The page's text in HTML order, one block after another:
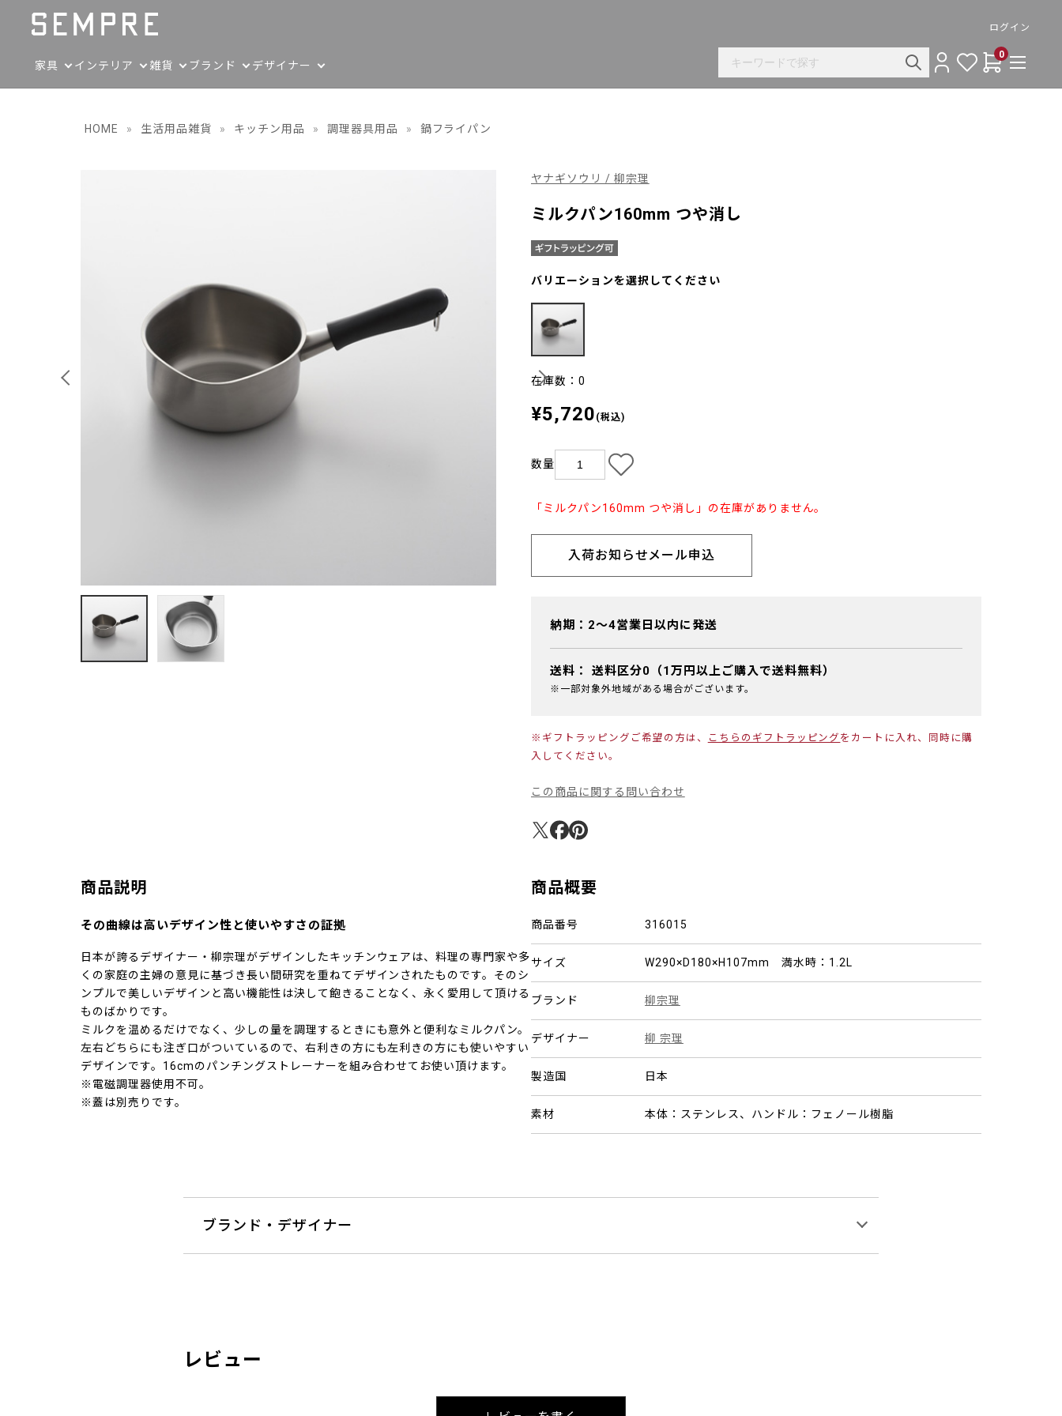
ログイン
家具 インテリア 雑貨 ブランド デザイナー
0
HOME » 生活用品雑貨 » キッチン用品 » 調理器具用品 » 鍋フライパン
ヤナギソウリ / 柳宗理
ミルクパン160mm つや消し
バリエーションを選択してください
在庫数：0
¥5,720 (税込)
数量
「ミルクパン160mm つや消し」の在庫がありません。
入荷お知らせメール申込
納期：2～4営業日以内に発送
送料： 送料区分0（1万円以上ご購入で送料無料）
※一部対象外地域がある場合がございます。
※ギフトラッピングご希望の方は、 こちらのギフトラッピング をカートに入れ、同時に購
入してください。
この商品に関する問い合わせ
商品説明
その曲線は高いデザイン性と使いやすさの証拠
日本が誇るデザイナー・柳宗理がデザインしたキッチンウェアは、料理の専門家や多
くの家庭の主婦の意見に基づき長い間研究を重ねてデザインされたものです。そのシ
ンプルで美しいデザインと高い機能性は決して飽きることなく、永く愛用して頂ける
ものばかりです。
ミルクを温めるだけでなく、少しの量を調理するときにも意外と便利なミルクパン。
左右どちらにも注ぎ口がついているので、右利きの方にも左利きの方にも使いやすい
デザインです。16cmのパンチングストレーナーを組み合わせてお使い頂けます。
※電磁調理器使用不可。
※蓋は別売りです。
商品概要
商品番号 316015
サイズ W290×D180×H107mm 満水時：1.2L
ブランド 柳宗理
デザイナー 柳 宗理
製造国 日本
素材 本体：ステンレス、ハンドル：フェノール樹脂
ブランド・デザイナー
レビュー